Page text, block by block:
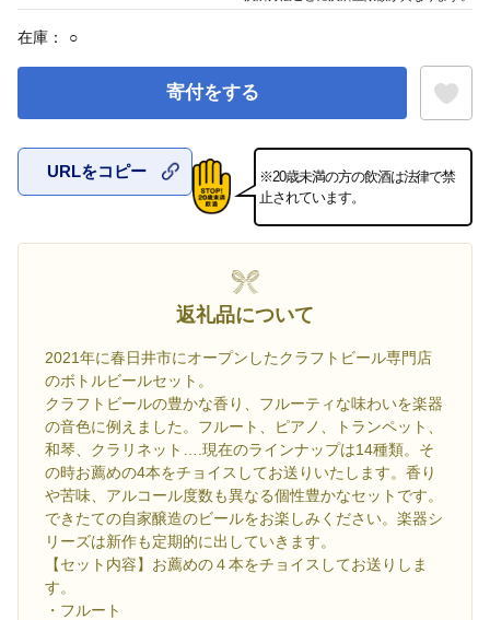
在庫： ○
寄付をする
お気に入
URLをコピー
※20歳未満の方の飲酒は法律で禁
止されています。
返礼品について
2021年に春日井市にオープンしたクラフトビール専門店
のボトルビールセット。
クラフトビールの豊かな香り、フルーティな味わいを楽器
の音色に例えました。フルート、ピアノ、トランペット、
和琴、クラリネット….現在のラインナップは14種類。そ
の時お薦めの4本をチョイスしてお送りいたします。香り
や苦味、アルコール度数も異なる個性豊かなセットです。
できたての自家醸造のビールをお楽しみください。楽器シ
リーズは新作も定期的に出していきます。
【セット内容】お薦めの４本をチョイスしてお送りしま
す。
・フルート